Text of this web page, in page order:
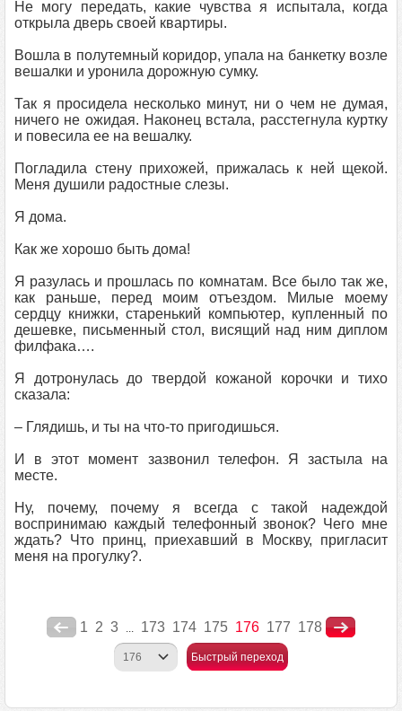
Не могу передать, какие чувства я испытала, когда
открыла дверь своей квартиры.
Вошла в полутемный коридор, упала на банкетку возле
вешалки и уронила дорожную сумку.
Так я просидела несколько минут, ни о чем не думая,
ничего не ожидая. Наконец встала, расстегнула куртку
и повесила ее на вешалку.
Погладила стену прихожей, прижалась к ней щекой.
Меня душили радостные слезы.
Я дома.
Как же хорошо быть дома!
Я разулась и прошлась по комнатам. Все было так же,
как раньше, перед моим отъездом. Милые моему
сердцу книжки, старенький компьютер, купленный по
дешевке, письменный стол, висящий над ним диплом
филфака….
Я дотронулась до твердой кожаной корочки и тихо
сказала:
– Глядишь, и ты на что-то пригодишься.
И в этот момент зазвонил телефон. Я застыла на
месте.
Ну, почему, почему я всегда с такой надеждой
воспринимаю каждый телефонный звонок? Чего мне
ждать? Что принц, приехавший в Москву, пригласит
меня на прогулку?.
1 2 3 ... 173 174 175 176 177 178
Быстрый переход